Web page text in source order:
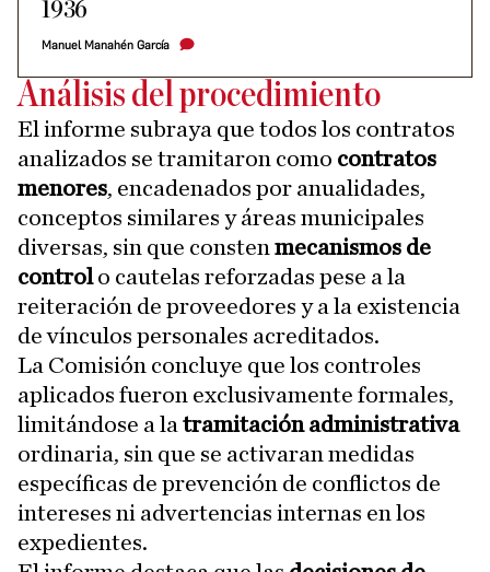
1936
Manuel Manahén García
Análisis del procedimiento
El informe subraya que todos los contratos
analizados se tramitaron como contratos
menores, encadenados por anualidades,
conceptos similares y áreas municipales
diversas, sin que consten mecanismos de
controlo cautelas reforzadas pese a la
reiteración de proveedores y a la existencia
de vínculos personales acreditados.
La Comisión concluye que los controles
aplicados fueron exclusivamente formales,
limitándose a la tramitación administrativa
ordinaria, sin que se activaran medidas
específicas de prevención de conflictos de
intereses ni advertencias internas en los
expedientes.